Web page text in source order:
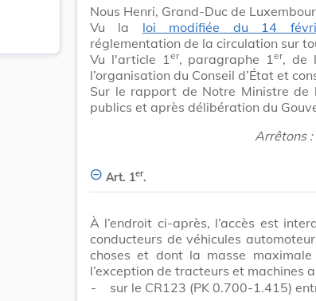
Nous Henri, Grand-Duc de
Vu la loi modifiée du 14
réglementation de la circulation sur
Vu l'article 1 er, paragraphe 1 er, de
l’organisation du Conseil d’État et
Sur le rapport de Notre Ministre
publics et après délibération du
Arrêtons :
Art. 1er.
À l’endroit ci-après, l’accès est
conducteurs de véhicules
choses et dont la masse
l’exception de tracteurs et machines
-
sur le CR123 (PK 0.700-1.415)